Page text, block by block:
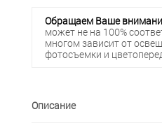
Обращаем Ваше
может не на 100%
многом зависит от
фотосъемки и
Описание